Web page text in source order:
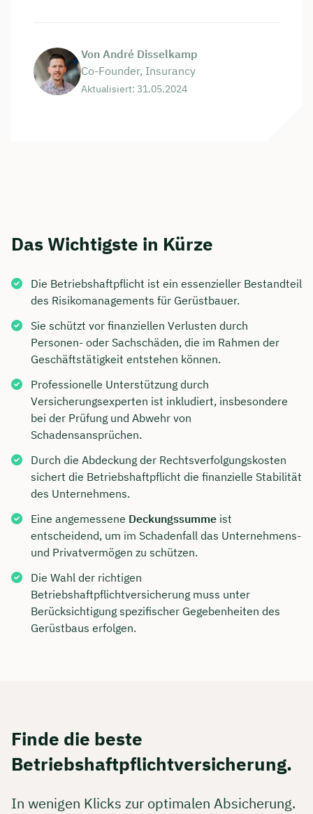
Von André Disselkamp
Co-Founder, Insurancy
Aktualisiert: 31.05.2024
Das Wichtigste in Kürze
Die Betriebshaftpflicht ist ein essenzieller Bestandteil
des Risikomanagements für Gerüstbauer.
Sie schützt vor finanziellen Verlusten durch
Personen- oder Sachschäden, die im Rahmen der
Geschäftstätigkeit entstehen können.
Professionelle Unterstützung durch
Versicherungsexperten ist inkludiert, insbesondere
bei der Prüfung und Abwehr von
Schadensansprüchen.
Durch die Abdeckung der Rechtsverfolgungskosten
sichert die Betriebshaftpflicht die finanzielle Stabilität
des Unternehmens.
Eine angemessene Deckungssumme ist
entscheidend, um im Schadenfall das Unternehmens-
und Privatvermögen zu schützen.
Die Wahl der richtigen
Betriebshaftpflichtversicherung muss unter
Berücksichtigung spezifischer Gegebenheiten des
Gerüstbaus erfolgen.
Finde die beste
Betriebshaftpflichtversicherung.
In wenigen Klicks zur optimalen Absicherung.